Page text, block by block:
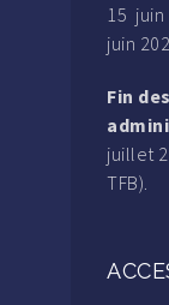
15 juin
juin
Fin
juillet
TFB).